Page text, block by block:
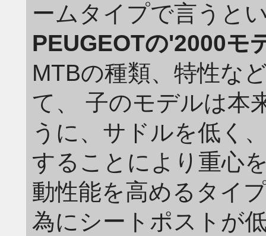
ームタイプで言うと
PEUGEOTの'2000モ
MTBの種類、特性な
て、 子のモデルは本
うに、サドルを低く
することにより重心
動性能を高めるタイ
為にシートポストが